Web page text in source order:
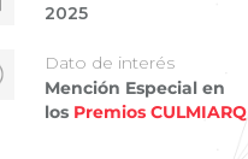
2025
Dato de interés
Mención Especial en
los Premios CULMIARQ